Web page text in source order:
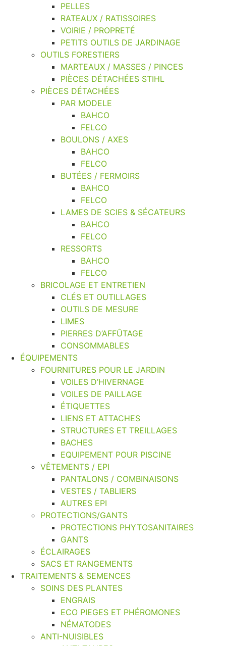
PELLES
RATEAUX / RATISSOIRES
VOIRIE / PROPRETÉ
PETITS OUTILS DE JARDINAGE
OUTILS FORESTIERS
MARTEAUX / MASSES / PINCES
PIÈCES DÉTACHÉES STIHL
PIÈCES DÉTACHÉES
PAR MODELE
BAHCO
FELCO
BOULONS / AXES
BAHCO
FELCO
BUTÉES / FERMOIRS
BAHCO
FELCO
LAMES DE SCIES & SÉCATEURS
BAHCO
FELCO
RESSORTS
BAHCO
FELCO
BRICOLAGE ET ENTRETIEN
CLÉS ET OUTILLAGES
OUTILS DE MESURE
LIMES
PIERRES D’AFFÛTAGE
CONSOMMABLES
ÉQUIPEMENTS
FOURNITURES POUR LE JARDIN
VOILES D’HIVERNAGE
VOILES DE PAILLAGE
ÉTIQUETTES
LIENS ET ATTACHES
STRUCTURES ET TREILLAGES
BACHES
EQUIPEMENT POUR PISCINE
VÊTEMENTS / EPI
PANTALONS / COMBINAISONS
VESTES / TABLIERS
AUTRES EPI
PROTECTIONS/GANTS
PROTECTIONS PHYTOSANITAIRES
GANTS
ÉCLAIRAGES
SACS ET RANGEMENTS
TRAITEMENTS & SEMENCES
SOINS DES PLANTES
ENGRAIS
ECO PIEGES ET PHÉROMONES
NÉMATODES
ANTI-NUISIBLES